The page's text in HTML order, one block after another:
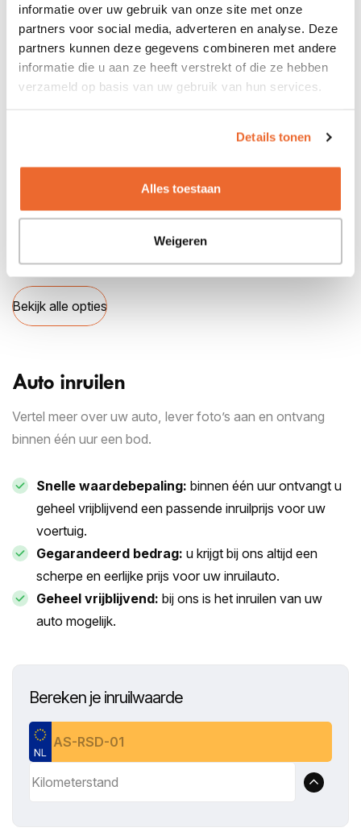
informatie over uw gebruik van onze site met onze
partners voor social media, adverteren en analyse. Deze
partners kunnen deze gegevens combineren met andere
informatie die u aan ze heeft verstrekt of die ze hebben
verzameld op basis van uw gebruik van hun services.
Details tonen
Alles toestaan
Weigeren
Bekijk alle specificaties
Opties
Achterbank neerklapbaar (ongelijke delen)
Airbag bestuurder
Airbags voor
Bekijk alle opties
Auto inruilen
Vertel meer over uw auto, lever foto’s aan en ontvang
binnen één uur een bod.
Snelle waardebepaling: binnen één uur ontvangt u
geheel vrijblijvend een passende inruilprijs voor uw
voertuig.
Gegarandeerd bedrag: u krijgt bij ons altijd een
scherpe en eerlijke prijs voor uw inruilauto.
Geheel vrijblijvend: bij ons is het inruilen van uw
auto mogelijk.
Bereken je inruilwaarde